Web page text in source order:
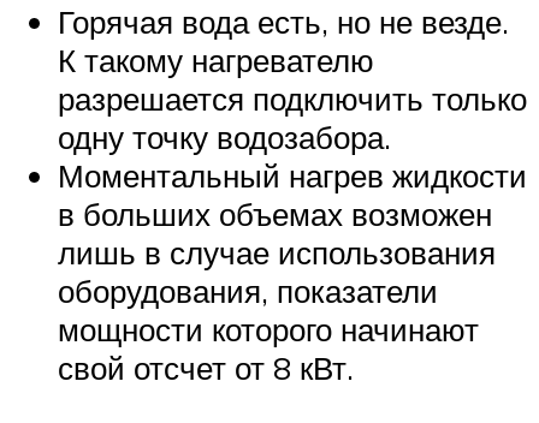
Горячая вода есть, но не везде.
К такому нагревателю
разрешается подключить только
одну точку водозабора.
Моментальный нагрев жидкости
в больших объемах возможен
лишь в случае использования
оборудования, показатели
мощности которого начинают
свой отсчет от 8 кВт.